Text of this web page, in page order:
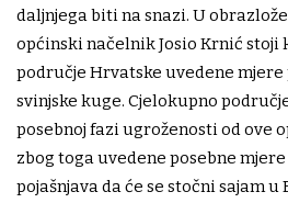
daljnjega biti na snazi. U
općinski načelnik Josio Krnić stoji
područje Hrvatske uvedene
svinjske kuge. Cjelokupno
posebnoj fazi ugroženosti od ove
zbog toga uvedene posebne
pojašnjava da će se stočni sajam u